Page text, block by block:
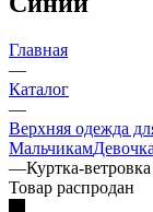
Главная
—
Каталог
—
Верхняя одежда
Мальчикам
—Куртка-
Товар распродан